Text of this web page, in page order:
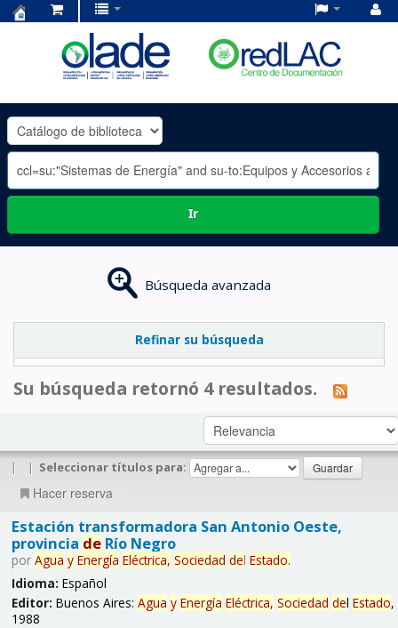
OLADE
-
Ir
Búsqueda avanzada
Refinar su búsqueda
Su búsqueda retornó 4 resultados.
| | Seleccionar títulos para:
Hacer reserva
Estación transformadora San Antonio Oeste,
provincia deRío Negro
por Agua y Energía Eléctrica, Sociedad del Estado.
Idioma: Español
Editor: Buenos Aires: Agua y Energía Eléctrica, Sociedad del Estado,
1988